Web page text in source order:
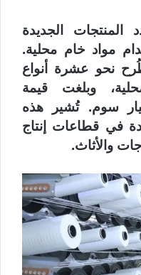
المنتجات الجديدة
مواد خام محلية.
نحو عشرة أنواع
وبلغت قيمة
المُنتجة 6.65 مليار سوم. تُشير هذه
في قطاعات إنتاج
والأثاث.